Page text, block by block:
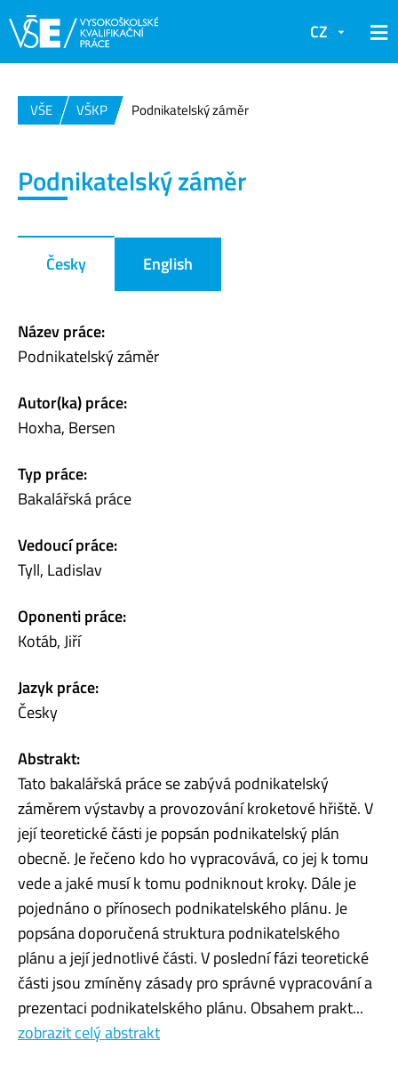
CZ
VŠE VŠKP Podnikatelský záměr
Podnikatelský záměr
Česky English
Název práce:
Podnikatelský záměr
Autor(ka) práce:
Hoxha, Bersen
Typ práce:
Bakalářská práce
Vedoucí práce:
Tyll, Ladislav
Oponenti práce:
Kotáb, Jiří
Jazyk práce:
Česky
Abstrakt:
Tato bakalářská práce se zabývá podnikatelský
záměrem výstavby a provozování kroketové hřiště. V
její teoretické části je popsán podnikatelský plán
obecně. Je řečeno kdo ho vypracovává, co jej k tomu
vede a jaké musí k tomu podniknout kroky. Dále je
pojednáno o přínosech podnikatelského plánu. Je
popsána doporučená struktura podnikatelského
plánu a její jednotlivé části. V poslední fázi teoretické
části jsou zmíněny zásady pro správné vypracování a
prezentaci podnikatelského plánu. Obsahem prakt...
zobrazit celý abstrakt